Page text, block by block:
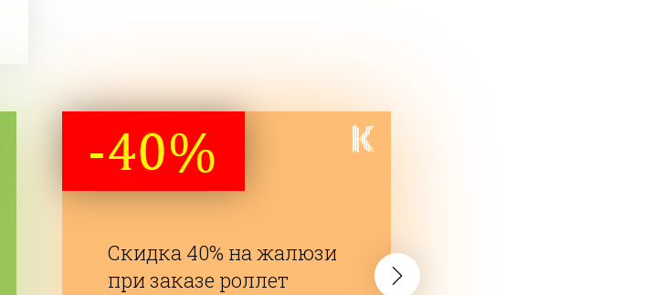
Скидка 40% на жалюзи
при заказе роллет